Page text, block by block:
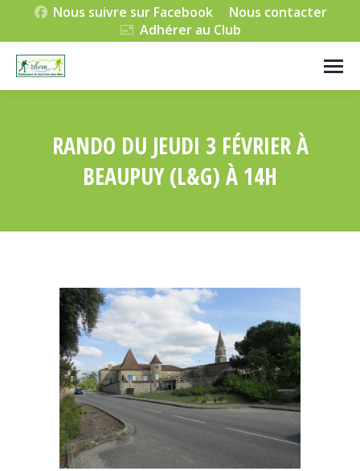
Nous suivre sur Facebook
Nous contacter
Adhérer au Club
RANDO DU JEUDI 3 FÉVRIER À
BEAUPUY (L&G) À 14H